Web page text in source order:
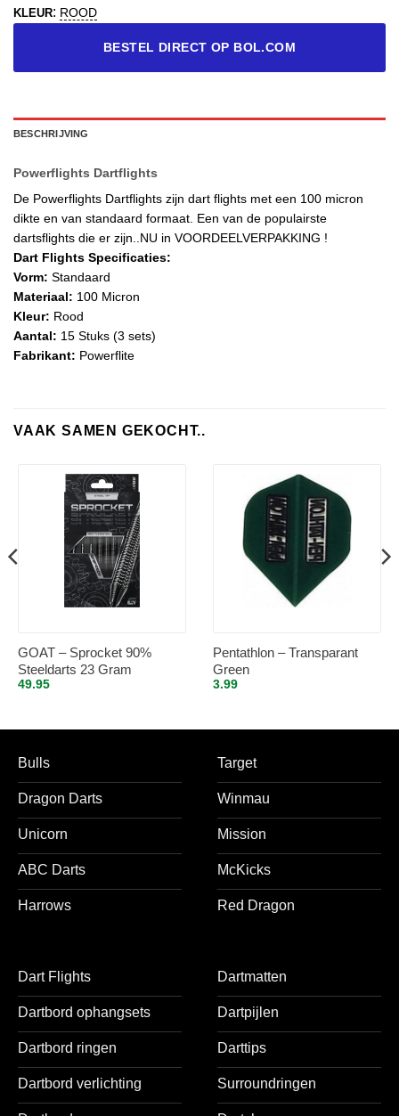
KLEUR: ROOD
BESTEL DIRECT OP BOL.COM
BESCHRIJVING
Powerflights Dartflights
De Powerflights Dartflights zijn dart flights met een 100 micron
dikte en van standaard formaat. Een van de populairste
dartsflights die er zijn..NU in VOORDEELVERPAKKING !
Dart Flights Specificaties:
Vorm: Standaard
Materiaal: 100 Micron
Kleur: Rood
Aantal: 15 Stuks (3 sets)
Fabrikant: Powerflite
VAAK SAMEN GEKOCHT..
GOAT – Sprocket 90%
Steeldarts 23 Gram
49.95
Pentathlon – Transparant
Green
3.99
Bulls
Dragon Darts
Unicorn
ABC Darts
Harrows
Target
Winmau
Mission
McKicks
Red Dragon
Dart Flights
Dartbord ophangsets
Dartbord ringen
Dartbord verlichting
Dartmatten
Dartpijlen
Darttips
Surroundringen